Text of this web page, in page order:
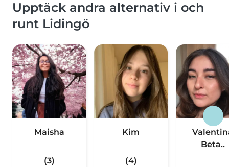
Upptäck andra alternativ i och
runt Lidingö
Maisha
(3)
Kim
(4)
Beta..